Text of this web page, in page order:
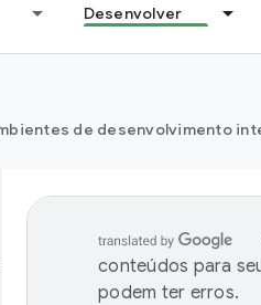
Desenvolver
de desenvolvimento
conteúdos para
podem ter erros.